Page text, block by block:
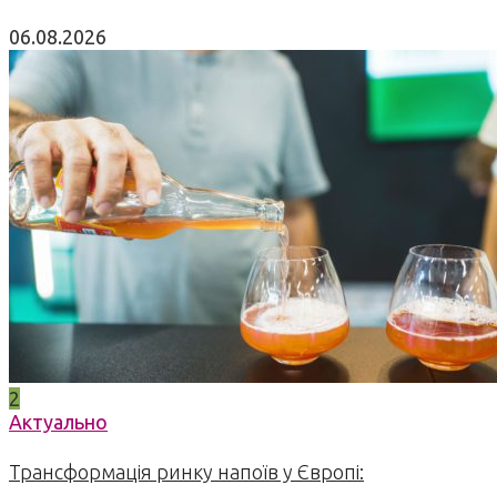
06.08.2026
2
Актуально
Трансформація ринку напоїв у Європі: